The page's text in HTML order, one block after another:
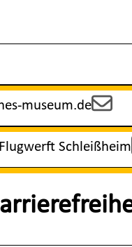
museum.de
Schleißheim